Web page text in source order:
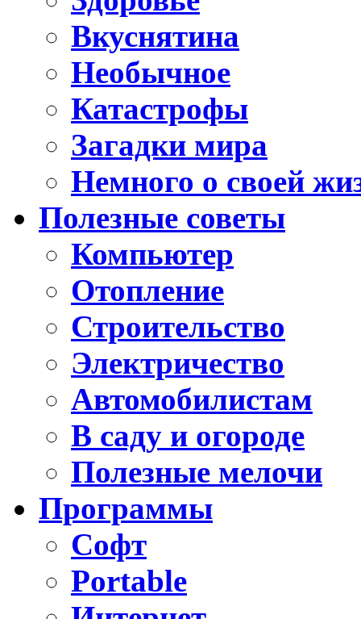
Вкуснятина
Необычное
Катастрофы
Загадки мира
Немного о своей
Полезные советы
Компьютер
Отопление
Строительство
Электричество
Автомобилистам
В саду и огороде
Полезные мелочи
Программы
Софт
Portable